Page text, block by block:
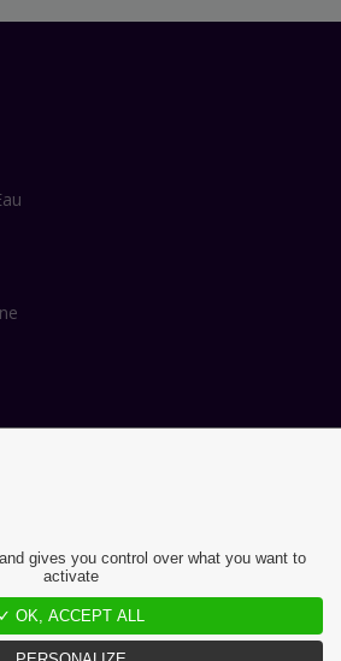
HOMMES ENGAGÉS
gives you control over what you want to
activate
✓ OK, ACCEPT ALL